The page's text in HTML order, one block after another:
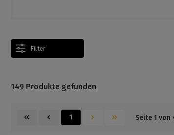
Filter
149 Produkte gefunden
1 Seite 1 von